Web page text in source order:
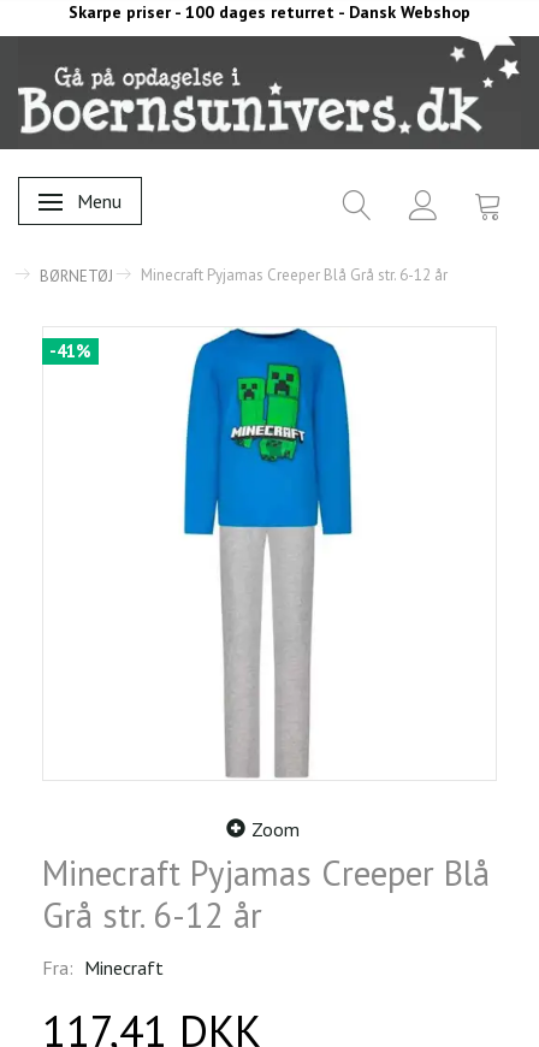
Skarpe priser - 100 dages returret - Dansk Webshop
Skifte navigation
Menu
BØRNETØJ Minecraft Pyjamas Creeper Blå Grå str. 6-12 år
-41%
Zoom
Minecraft Pyjamas Creeper Blå
Grå str. 6-12 år
Fra: Minecraft
117,41 DKK